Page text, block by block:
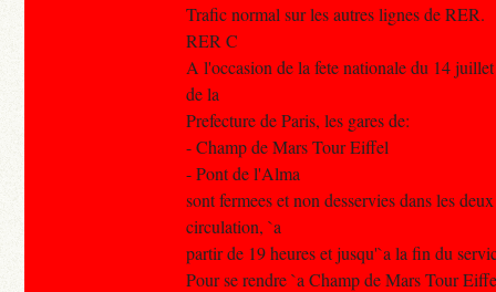
Trafic normal sur les autres lignes de RER.
RER C
A l'occasion de la fete nationale du 14
de la
Prefecture de Paris, les gares de:
- Champ de Mars Tour Eiffel
- Pont de l'Alma
sont fermees et non desservies dans les
circulation, `a
partir de 19 heures et jusqu'`a la fin du
Pour se rendre `a Champ de Mars Tour